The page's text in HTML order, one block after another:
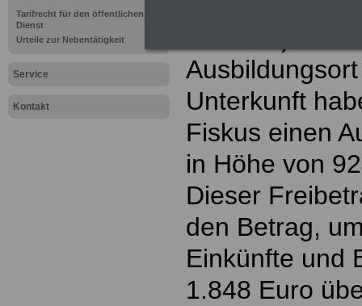
Tarifrecht für den öffentlichen
Dienst
Urteile zur Nebentätigkeit
Service
Kontakt
Unterkunft
Fiskus einen
in Höhe von
Dieser
den Betrag,
Einkünfte und
1.848 Euro